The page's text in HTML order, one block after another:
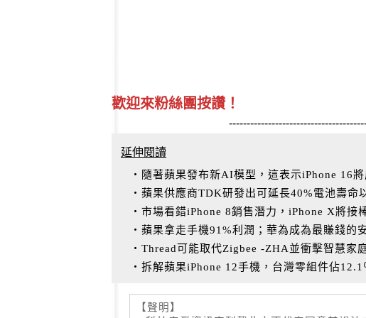
歡迎來粉絲團按讚！
延伸閱讀
‧隨著蘋果發布新AI模型，這表示iPhone 16
‧蘋果供應商TDK研發出可延長40%電池壽命
‧市場看錯iPhone 8銷售潛力，iPhone X將接
‧蘋果拿走手機91%利潤；華為成為最賺錢的
‧Thread可能取代Zigbee -ZHA並衝擊智慧家
‧拆解蘋果iPhone 12手機，台灣零組件佔12.1
【聲明】